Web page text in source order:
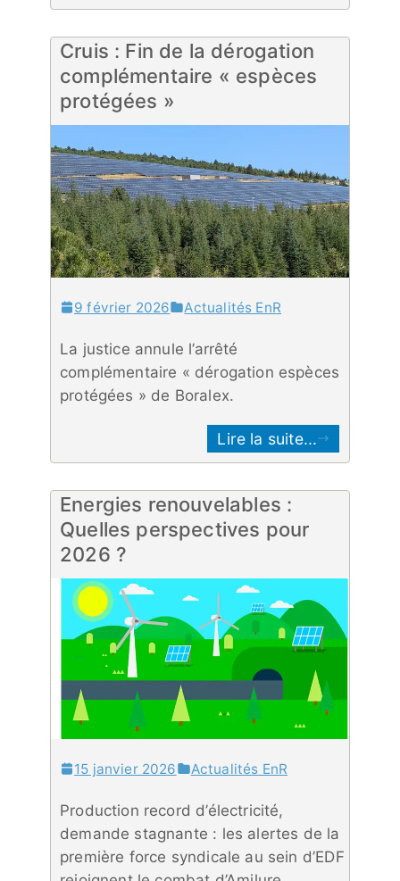
Cruis : Fin de la dérogation
complémentaire « espèces
protégées »
9 février 2026 Actualités EnR
La justice annule l’arrêté
complémentaire « dérogation espèces
protégées » de Boralex.
Lire la suite...
Energies renouvelables :
Quelles perspectives pour
2026 ?
15 janvier 2026 Actualités EnR
Production record d’électricité,
demande stagnante : les alertes de la
première force syndicale au sein d’EDF